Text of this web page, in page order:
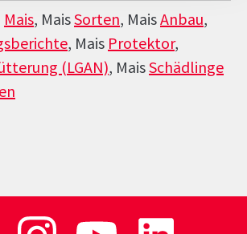
Mais, MaisSorten, MaisAnbau,
, Mais Protektor,
(LGAN), MaisSchädlinge